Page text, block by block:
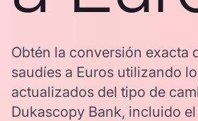
Obtén la conversión exacta
saudíes a Euros utilizando
actualizados del tipo de
Dukascopy Bank, incluido